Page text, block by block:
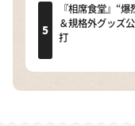
『相席食堂』“
＆規格外グッズ
打